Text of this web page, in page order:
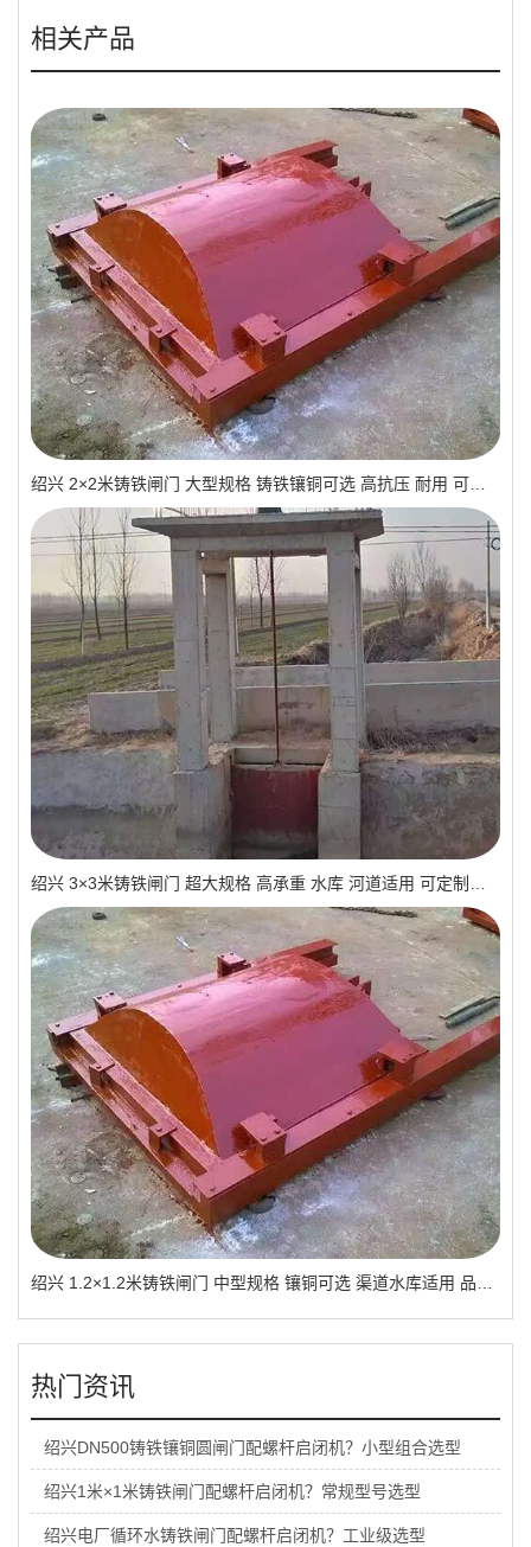
相关产品
绍兴 2×2米铸铁闸门 大型规格 铸铁镶铜可选 高抗压 耐用 可报价
绍兴 3×3米铸铁闸门 超大规格 高承重 水库 河道适用 可定制｜一线实操优选，抗压稳如磐石
绍兴 1.2×1.2米铸铁闸门 中型规格 镶铜可选 渠道水库适用 品质有助于维持
热门资讯
绍兴DN500铸铁镶铜圆闸门配螺杆启闭机？小型组合选型
绍兴1米×1米铸铁闸门配螺杆启闭机？常规型号选型
绍兴电厂循环水铸铁闸门配螺杆启闭机？工业级选型